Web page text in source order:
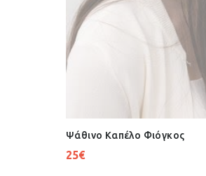
Ψάθινο Καπέλο Φιόγκος
25€